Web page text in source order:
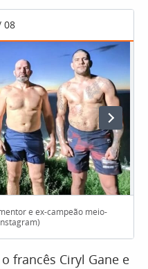
e ex-campeão meio-
francês Ciryl Gane e